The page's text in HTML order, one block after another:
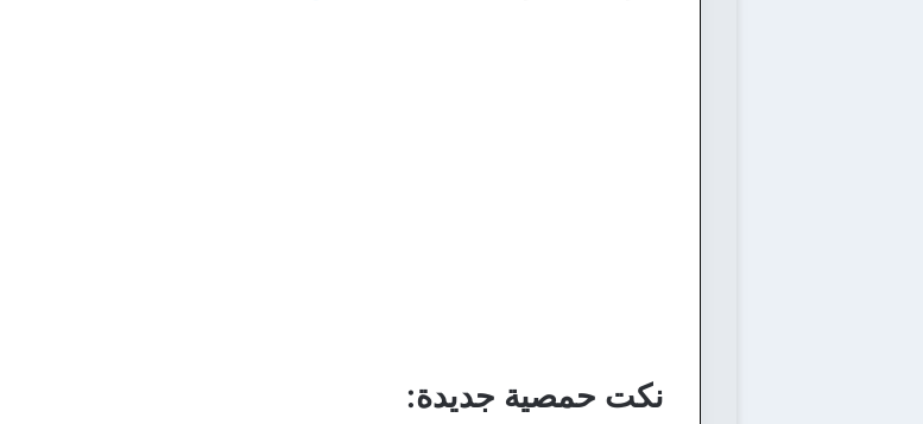
نكت حمصية جديدة: